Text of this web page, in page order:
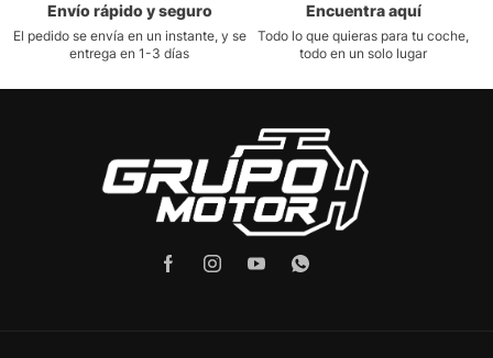
Envío rápido y seguro
El pedido se envía en un instante, y se
entrega en 1-3 días
Encuentra aquí
Todo lo que quieras para tu coche,
todo en un solo lugar